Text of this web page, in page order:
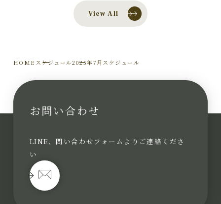
View All
HOME スケジュール2025年7月スケジュール
お問い合わせ
LINE、問い合わせフォームよりご連絡くださ
い